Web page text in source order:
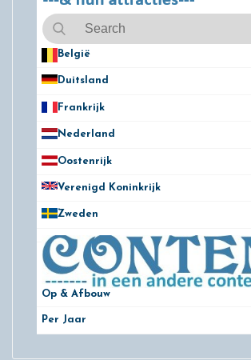
België
Duitsland
Frankrijk
Nederland
Oostenrijk
Verenigd Koninkrijk
Zweden
Op & Afbouw
Per Jaar